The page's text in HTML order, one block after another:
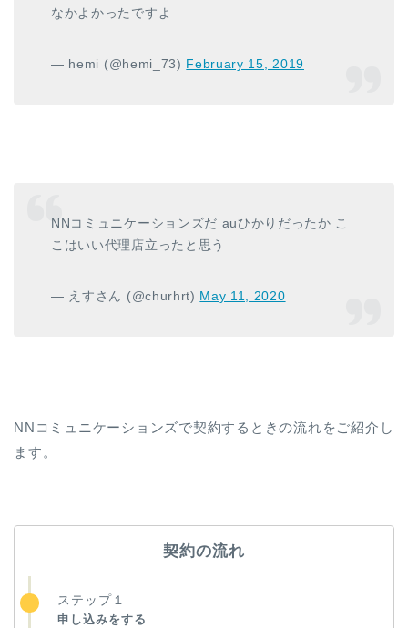
なかよかったですよ
— hemi (@hemi_73) February 15, 2019
NNコミュニケーションズだ auひかりだったか こ
こはいい代理店立ったと思う
— えすさん (@churhrt) May 11, 2020
NNコミュニケーションズで契約するときの流れをご紹介し
ます。
契約の流れ
ステップ１
申し込みをする